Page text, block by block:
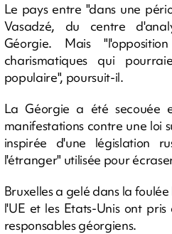
Le pays entre "dans une
Vasadzé, du centre
Géorgie. Mais
charismatiques qui
populaire", poursuit-il.
La Géorgie a été secouée
manifestations contre une loi
inspirée d'une législation
l'étranger" utilisée pour
Bruxelles a gelé dans la
l'UE et les Etats-Unis ont
responsables géorgiens.